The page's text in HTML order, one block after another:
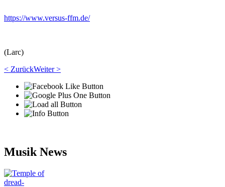
https://www.versus-ffm.de/
(Larc)
< ZurückWeiter >
Musik News